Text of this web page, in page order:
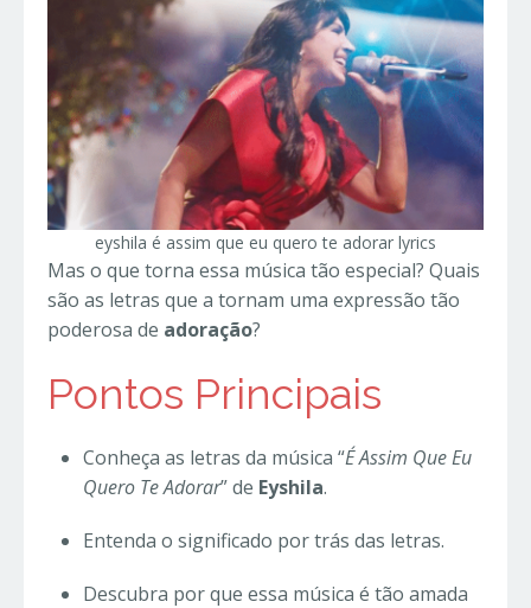
eyshila é assim que eu quero te adorar lyrics
Mas o que torna essa música tão especial? Quais
são as letras que a tornam uma expressão tão
poderosa de adoração?
Pontos Principais
Conheça as letras da música “É Assim Que Eu
Quero Te Adorar” de Eyshila.
Entenda o significado por trás das letras.
Descubra por que essa música é tão amada